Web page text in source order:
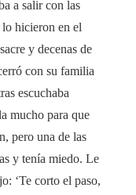
a salir con las
hicieron en el
y decenas de
con su familia
escuchaba
mucho para que
pero una de las
y tenía miedo. Le
‘Te corto el paso,